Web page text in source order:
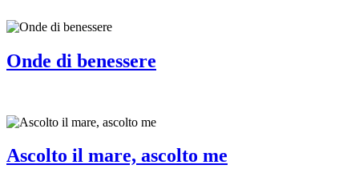
Onde di benessere
Ascolto il mare, ascolto me